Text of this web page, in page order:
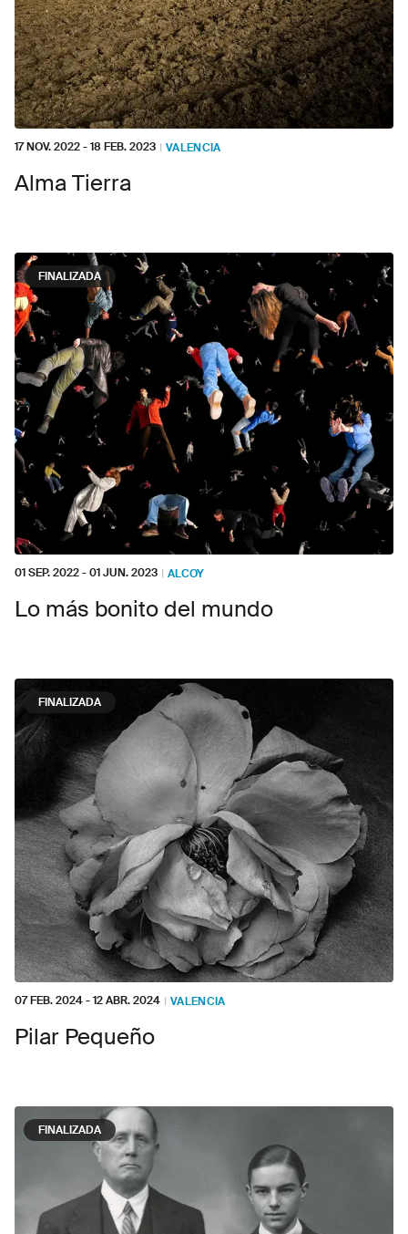
17 NOV. 2022-18 FEB. 2023 I VALENCIA
Alma Tierra
FINALIZADA
01 SEP. 2022-01 JUN. 2023 I ALCOY
Lo más bonito del mundo
FINALIZADA
07 FEB. 2024-12 ABR. 2024 I VALENCIA
Pilar Pequeño
FINALIZADA